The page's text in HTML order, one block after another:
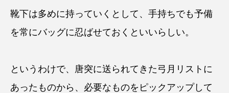
靴下は多めに持っていくとして、手持ちでも予備
を常にバッグに忍ばせておくといいらしい。
というわけで、唐突に送られてきた弓月リストに
あったものから、必要なものをピックアップして